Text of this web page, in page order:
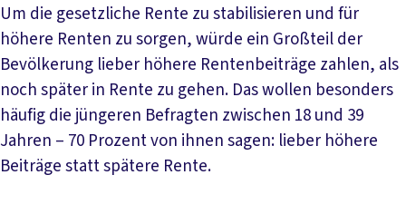
Um die gesetzliche Rente zu stabilisieren und für
höhere Renten zu sorgen, würde ein Großteil der
Bevölkerung lieber höhere Rentenbeiträge zahlen, als
noch später in Rente zu gehen. Das wollen besonders
häufig die jüngeren Befragten zwischen 18 und 39
Jahren – 70 Prozent von ihnen sagen: lieber höhere
Beiträge statt spätere Rente.